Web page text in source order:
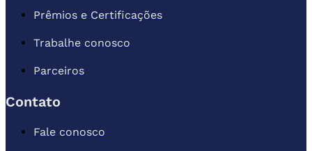
Prêmios e Certificações
Trabalhe conosco
Parceiros
Contato
Fale conosco